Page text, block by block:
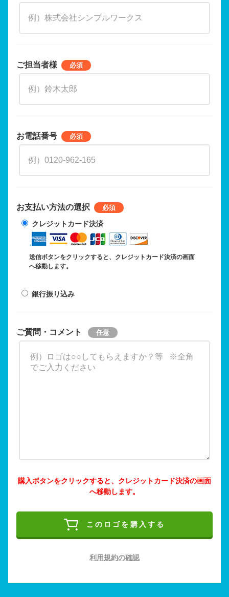
ご担当者様
お電話番号
お支払い方法の選択
クレジットカード決済
送信ボタンをクリックすると、クレジットカード決済の画面
へ移動します。
銀行振り込み
ご質問・コメント
購入ボタンをクリックすると、クレジットカード決済の画面
へ移動します。
このロゴを購入する
利用規約の確認